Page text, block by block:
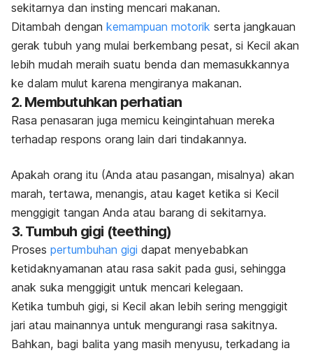
sekitarnya dan insting mencari makanan.
Ditambah dengan kemampuan motorik serta jangkauan
gerak tubuh yang mulai berkembang pesat, si Kecil akan
lebih mudah meraih suatu benda dan memasukkannya
ke dalam mulut karena mengiranya makanan.
2. Membutuhkan perhatian
Rasa penasaran juga memicu keingintahuan mereka
terhadap respons orang lain dari tindakannya.
Apakah orang itu (Anda atau pasangan, misalnya) akan
marah, tertawa, menangis, atau kaget ketika si Kecil
menggigit tangan Anda atau barang di sekitarnya.
3. Tumbuh gigi (teething)
Proses pertumbuhan gigi dapat menyebabkan
ketidaknyamanan atau rasa sakit pada gusi, sehingga
anak suka menggigit untuk mencari kelegaan.
Ketika tumbuh gigi, si Kecil akan lebih sering menggigit
jari atau mainannya untuk mengurangi rasa sakitnya.
Bahkan, bagi balita yang masih menyusu, terkadang ia